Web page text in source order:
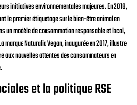
initiatives environnementales majeures. En 2018,
le premier étiquetage sur le bien-être animal en
un modèle de consommation responsable et local,
Naturalia Vegan, inaugurée en 2017, illustre
aux nouvelles attentes des consommateurs en
et la politique RSE